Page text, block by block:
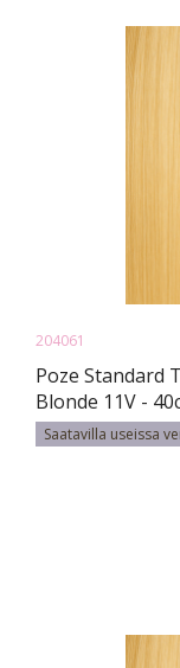
204061
Poze Standard
Blonde 11V -
Saatavilla useissa